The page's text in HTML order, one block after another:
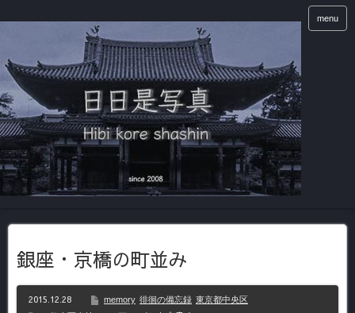
menu
銀座・京橋の町並み
2015.12.28 memory 徘徊の備忘録 東京都中央区